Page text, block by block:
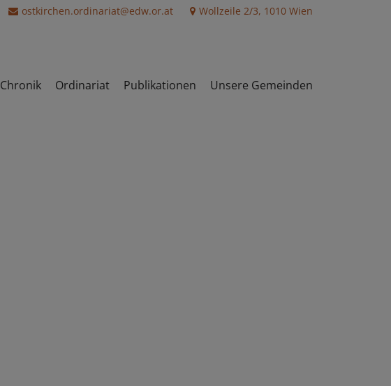
ostkirchen.ordinariat@edw.or.at Wollzeile 2/3, 1010 Wien
Chronik Ordinariat Publikationen Unsere Gemeinden